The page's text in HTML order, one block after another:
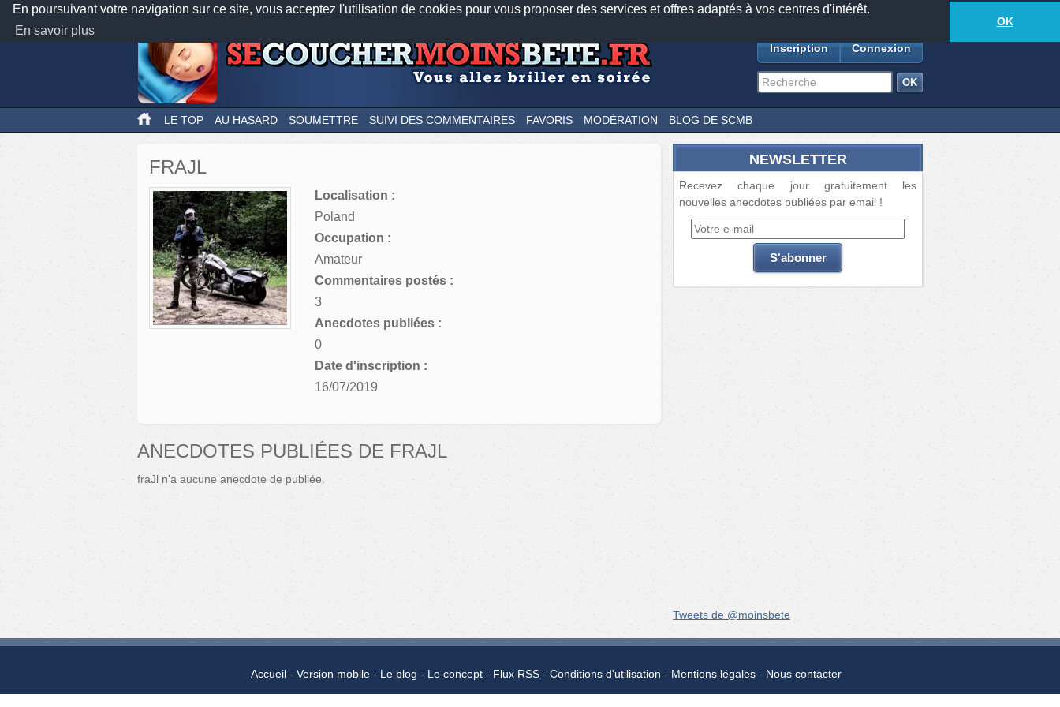
En poursuivant votre navigation sur ce site, vous acceptez l'utilisation de cookies pour vous proposer des services et offres adaptés à vos centres d'intérêt.
En savoir plus
OK
Nos applications mobiles Newsletter Facebook
TwitterFeeds18881anecdotes-566lecteurs connectés
Inscription Connexion
LE TOP AU HASARD SOUMETTRE SUIVI DES COMMENTAIRES FAVORIS MODÉRATION BLOG DE SCMB
FRAJL
Localisation :
Poland
Occupation :
Amateur
Commentaires postés :
3
Anecdotes publiées :
0
Date d'inscription :
16/07/2019
ANECDOTES PUBLIÉES DE FRAJL
fraJl n'a aucune anecdote de publiée.
NEWSLETTER
Recevez chaque jour gratuitement les
nouvelles anecdotes publiées par email !
Tweets de @moinsbete
Accueil Version mobile Le blog Le concept Flux RSS Conditions d'utilisation Mentions légales Nous contacter